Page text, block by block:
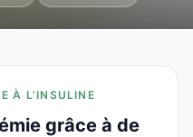
À L'INSULINE
grâce à de